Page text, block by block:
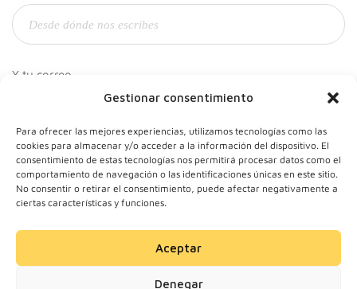
Gestionar consentimiento
Para ofrecer las mejores experiencias, utilizamos tecnologías como las
cookies para almacenar y/o acceder a la información del dispositivo. El
consentimiento de estas tecnologías nos permitirá procesar datos como el
comportamiento de navegación o las identificaciones únicas en este sitio.
No consentir o retirar el consentimiento, puede afectar negativamente a
ciertas características y funciones.
Aceptar
Denegar
Y tu correo
© 2024 Motherick S.L.